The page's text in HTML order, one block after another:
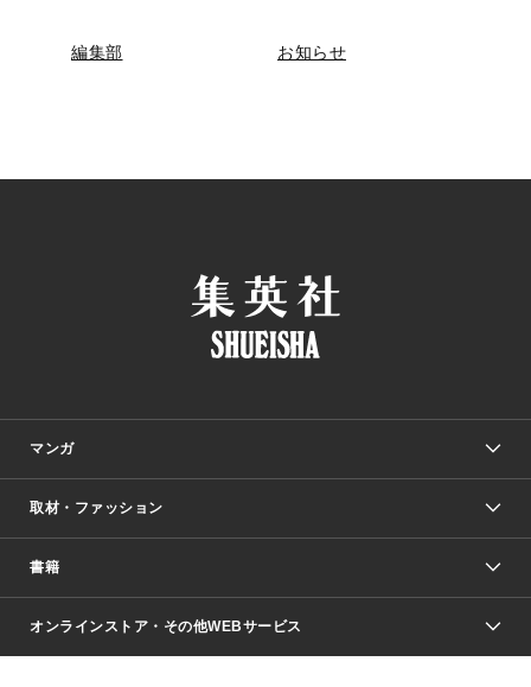
編集部 お知らせ
マンガ
少年マンガ
Vジャンプ
週刊ヤングジャンプ
少女マンガ
取材・ファッション
Seventeen
芸能・情報・スポーツ
書籍
文芸・文庫・総合
オンラインストア・その他WEBサービス